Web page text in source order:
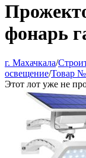
фонарь
г. Махачкала/
освещение/Товар
Этот лот уже не